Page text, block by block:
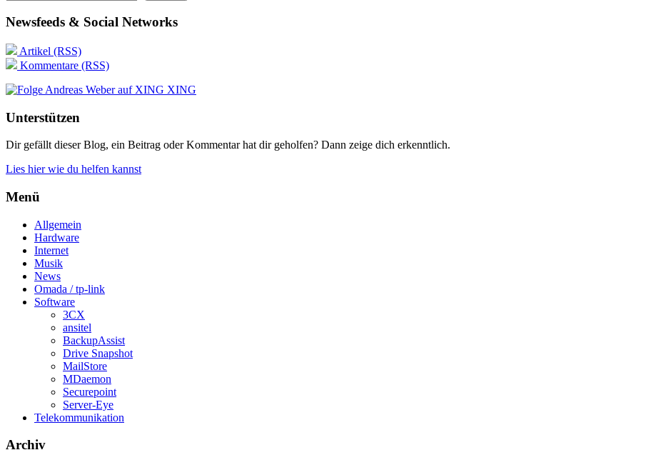
Newsfeeds & Social Networks
Artikel (RSS)
Kommentare (RSS)
XING
Unterstützen
Dir gefällt dieser Blog, ein Beitrag oder Kommentar hat dir geholfen? Dann zeige dich erkenntlich.
Lies hier wie du helfen kannst
Menü
Allgemein
Hardware
Internet
Musik
News
Omada / tp-link
Software
3CX
ansitel
BackupAssist
Drive Snapshot
MailStore
MDaemon
Securepoint
Server-Eye
Telekommunikation
Archiv